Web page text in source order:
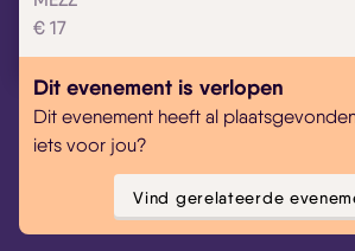
€ 17
Dit evenement is verlopen
Dit evenement heeft al
iets voor jou?
Vind gerelateerde